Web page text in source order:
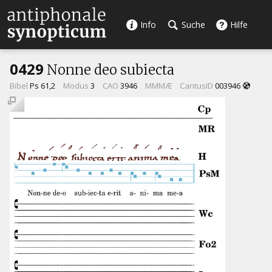
Info Suche Hilfe
0429 Nonne deo subiecta
Bibel Ps 61,2 Modus 3 CAO 3946 MMMÆ CantusID 003946